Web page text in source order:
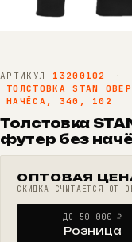
АРТИКУЛ 13200102 ·
ТОЛСТОВКА STAN
НАЧЁСА, 340, 102
Толстовка
футер без
ОПТОВАЯ
СКИДКА СЧИТАЕТСЯ ОТ
ДО 50 000 ₽
Розница